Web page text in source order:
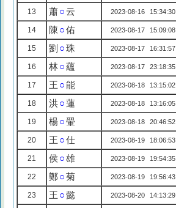
13 蕭○云 2023-08-16 15:34:30
14 陳 ○佑 2023-08-17 15:09:08
15 劉 ○珠 2023-08-17 16:31:57
16 林○蘊 2023-08-17 23:18:35
17 王 ○能 2023-08-18 13:15:02
18 洪○蓮 2023-08-18 13:16:05
19 楊○翬 2023-08-18 20:46:52
20 王 ○仕 2023-08-19 18:06:53
21 侯○雄 2023-08-19 19:54:35
22 鄭○菊 2023-08-19 19:56:43
23 王 ○懿 2023-08-20 14:13:29